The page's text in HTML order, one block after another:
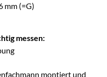
mm (=G)
messen:
montiert und